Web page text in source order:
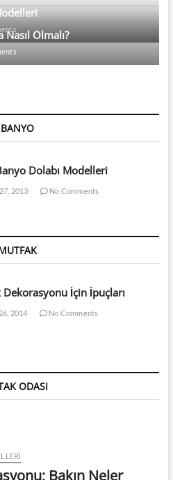
Olmalı?
BANYO
Dolabı Modelleri
2013 No Comments
İçin İpuçları
2014 No Comments
ODASI
Bakın Neler